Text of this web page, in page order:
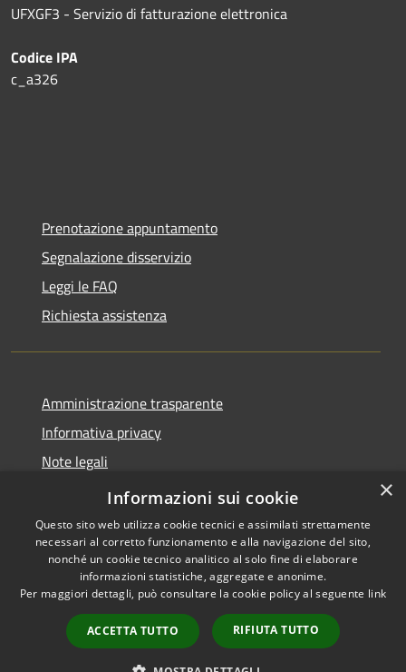
UFXGF3 - Servizio di fatturazione elettronica
Codice IPA
c_a326
Prenotazione appuntamento
Segnalazione disservizio
Leggi le FAQ
Richiesta assistenza
Amministrazione trasparente
Informativa privacy
Note legali
Dichiarazione di accessibilità
Accessibilità
Copyright © 2026 • Comune di
Aosta • Powered by
Municipium•
Accesso
redazione
×
Informazioni sui cookie
Questo sito web utilizza cookie tecnici e assimilati strettamente
necessari al corretto funzionamento e alla navigazione del sito,
nonché un cookie tecnico analitico al solo fine di elaborare
informazioni statistiche, aggregate e anonime.
Per maggiori dettagli, può consultare la cookie policy al seguente link
ACCETTA TUTTO RIFIUTA TUTTO